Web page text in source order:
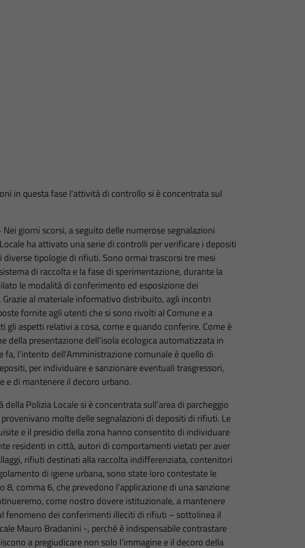
in questa fase l’attività di controllo si è concentrata sul
giorni scorsi, a seguito delle numerose segnalazioni
ha attivato una serie di controlli per verificare i depositi
tipologie di rifiuti. Sono ormai trascorsi tre mesi
di raccolta e la fase di sperimentazione, durante la
le modalità di conferimento ed esposizione dei
al materiale informativo distribuito, agli incontri
fornite agli utenti che si sono rivolti al Comune e a
gli aspetti relativi a cosa, come e quando conferire. Come è
della presentazione dell’isola ecologica automatizzata in
fa, l’intento dell’Amministrazione comunale è quello di
per individuare e sanzionare eventuali trasgressori,
e di mantenere il decoro urbano.
della Polizia Locale si è concentrata sull’area di parcheggio
molte delle segnalazioni di depositi di rifiuti. Le
e il presidio della zona hanno consentito di individuare
residenti in città, autori di comportamenti vietati per aver
rifiuti destinati alla raccolta indifferenziata, contenitori
di igiene urbana, sono state loro contestate le
8, comma 6, che prevedono l’applicazione di una sanzione
come nostro dovere istituzionale, a mantenere
fenomeno dei conferimenti illeciti di rifiuti – sottolinea il
Mauro Bradanini -, perché è indispensabile contrastare
a pregiudicare non solo l’immagine e il decoro della